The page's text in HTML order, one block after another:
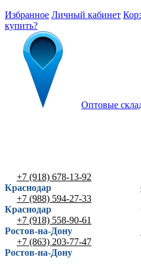
Избранное Личный кабинет
купить?
Оптовые
+7 (918) 678-13-92
Краснодар
+7 (988) 594-27-33
Краснодар
+7 (918) 558-90-61
Ростов-на-Дону
+7 (863) 203-77-47
Ростов-на-Дону